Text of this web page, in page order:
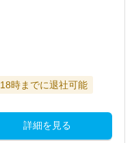
18時までに退社可能
詳細を見る